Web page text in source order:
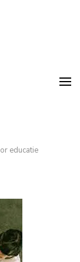
educatie